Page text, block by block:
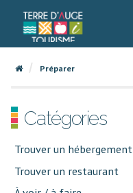
Préparer
Catégories
Trouver un hébergement
Trouver un restaurant